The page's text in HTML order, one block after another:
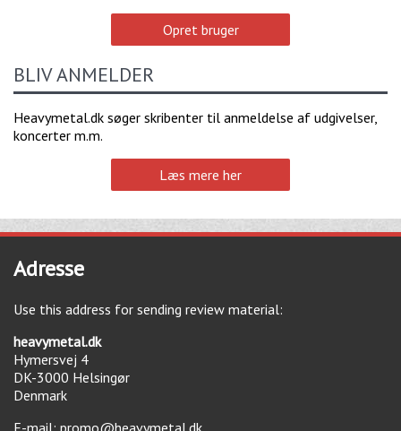
Opret bruger
BLIV ANMELDER
Heavymetal.dk søger skribenter til anmeldelse af udgivelser,
koncerter m.m.
Læs mere her
Adresse
Use this address for sending review material:
heavymetal.dk
Hymersvej 4
DK-3000 Helsingør
Denmark
E-mail: promo@heavymetal.dk